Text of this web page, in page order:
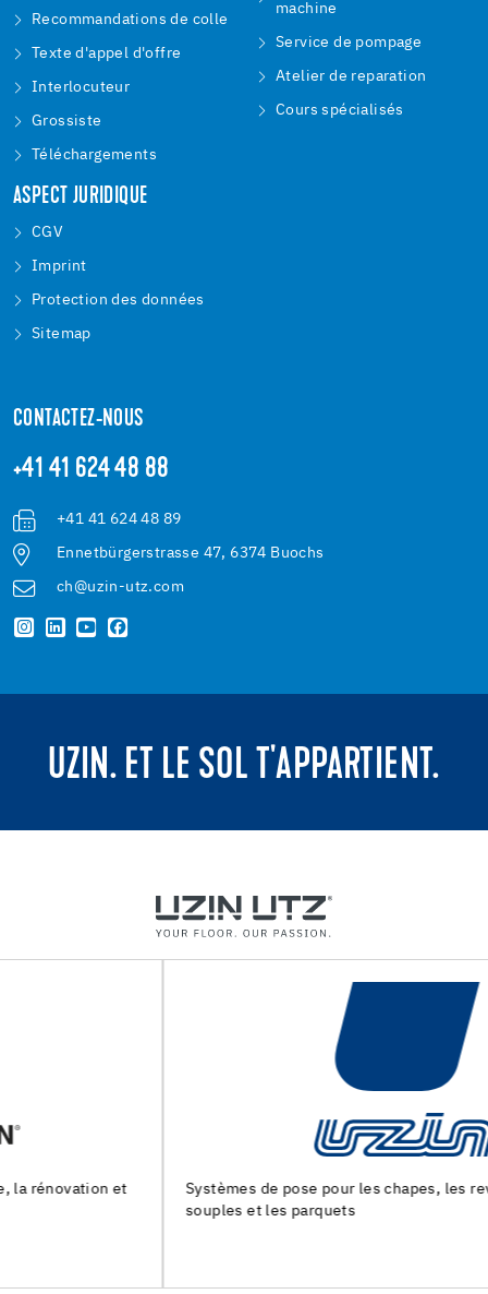
Recommandations de colle
Texte d'appel d'offre
Interlocuteur
Grossiste
Téléchargements
machine
Service de pompage
Atelier de reparation
Cours spécialisés
ASPECT JURIDIQUE
CGV
Imprint
Protection des données
Sitemap
CONTACTEZ-NOUS
+41 41 624 48 88
+41 41 624 48 89
Ennetbürgerstrasse 47, 6374 Buochs
ch@uzin-utz.com
UZIN. ET LE SOL T'APPARTIENT.
Systèmes de pose pour les chapes, les revêtements de sols
souples et les parquets